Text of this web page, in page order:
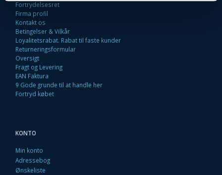
Fortrydelsesret
Firma profil
Kontakt os
Betingelser & Vilkår
Loyalitetsrabat. Rabat til faste kunder
Returneringsformular
Oversigt
Fragt og Levering
EAN Faktura
9 Gode grunde til at handle her
Fortryd købet
KONTO
Min konto
Adressebog
Ønskeliste